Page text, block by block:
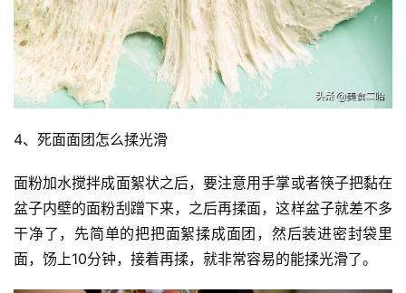
投
稿
每
好
诗
4、死面面团怎么揉光滑
面粉加水搅拌成面絮状之后，要注意用手掌或者筷子把黏在
盆子内壁的面粉刮蹭下来，之后再揉面，这样盆子就差不多
干净了，先简单的把把面絮揉成面团，然后装进密封袋里
面，饧上10分钟，接着再揉，就非常容易的能揉光滑了。